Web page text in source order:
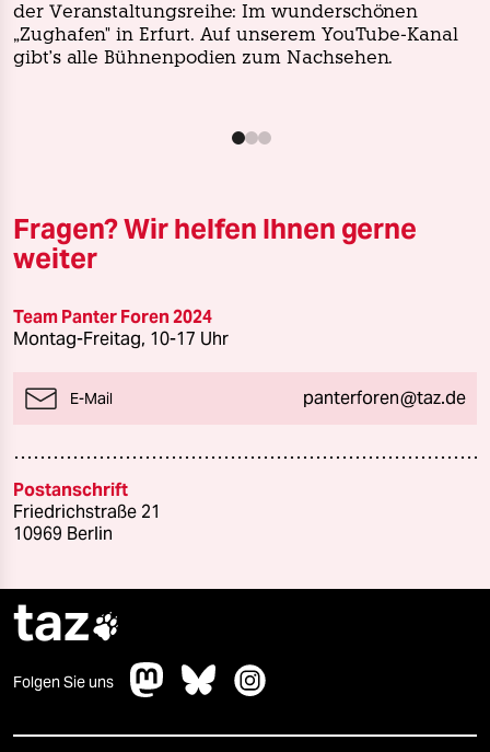
der Veranstaltungsreihe: Im wunderschönen
„Zughafen" in Erfurt. Auf unserem YouTube-Kanal
gibt's alle Bühnenpodien zum Nachsehen.
Fragen? Wir helfen Ihnen gerne
weiter
Team Panter Foren 2024
Montag-Freitag, 10-17 Uhr
E-Mail panterforen@taz.de
Postanschrift
Friedrichstraße 21
10969 Berlin
taz
Folgen Sie uns